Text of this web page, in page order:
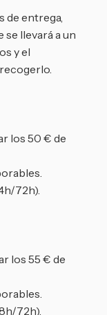
de entrega,
se llevará a un
y el
los 50 € de
72h).
los 55 € de
72h).